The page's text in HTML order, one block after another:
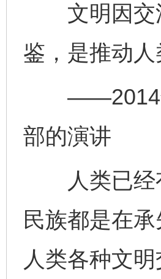
文明因交流
鉴，是推动
——2014年
部的演讲
人类已经有
民族都是在
人类各种文